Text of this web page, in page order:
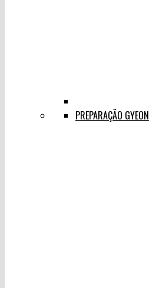
PREPARAÇÃO GYEON